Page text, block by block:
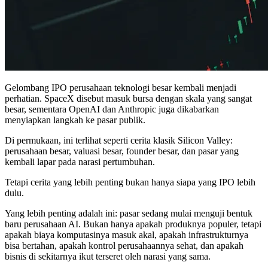
Gelombang IPO perusahaan teknologi besar kembali menjadi
perhatian. SpaceX disebut masuk bursa dengan skala yang sangat
besar, sementara OpenAI dan Anthropic juga dikabarkan
menyiapkan langkah ke pasar publik.
Di permukaan, ini terlihat seperti cerita klasik Silicon Valley:
perusahaan besar, valuasi besar, founder besar, dan pasar yang
kembali lapar pada narasi pertumbuhan.
Tetapi cerita yang lebih penting bukan hanya siapa yang IPO lebih
dulu.
Yang lebih penting adalah ini: pasar sedang mulai menguji bentuk
baru perusahaan AI. Bukan hanya apakah produknya populer, tetapi
apakah biaya komputasinya masuk akal, apakah infrastrukturnya
bisa bertahan, apakah kontrol perusahaannya sehat, dan apakah
bisnis di sekitarnya ikut terseret oleh narasi yang sama.